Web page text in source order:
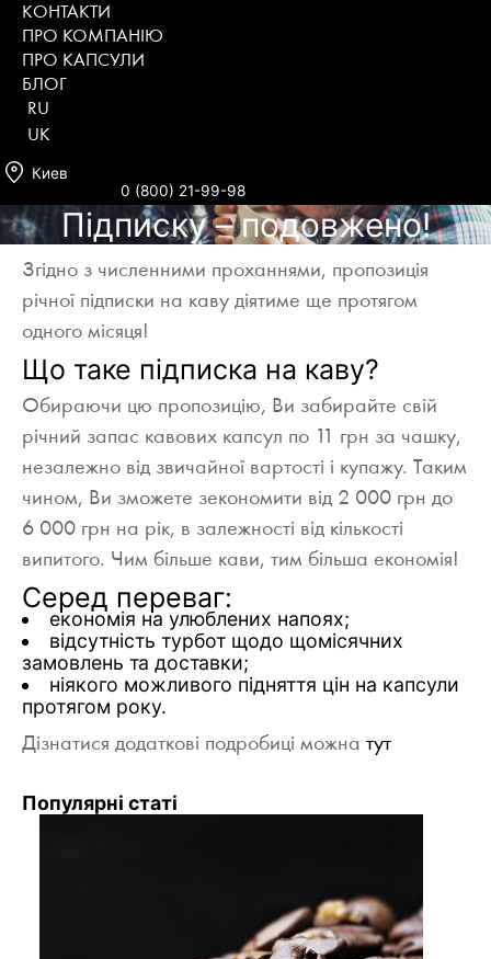
KОНТАКТИ
ПРО КОМПАНІЮ
ПРО КАПСУЛИ
БЛОГ
RU
UK
Киев
0 (800) 21-99-98
Підписку – подовжено!
Згідно з численними проханнями, пропозиція
річної підписки на каву діятиме ще протягом
одного місяця!
Що таке підписка на каву?
Обираючи цю пропозицію, Ви забирайте свій
річний запас кавових капсул по 11 грн за чашку,
незалежно від звичайної вартості і купажу. Таким
чином, Ви зможете зекономити від 2 000 грн до
6 000 грн на рік, в залежності від кількості
випитого. Чим більше кави, тим більша економія!
Серед переваг:
економія на улюблених напоях;
відсутність турбот щодо щомісячних
замовлень та доставки;
ніякого можливого підняття цін на капсули
протягом року.
Дізнатися додаткові подробиці можна тут
Популярні статі